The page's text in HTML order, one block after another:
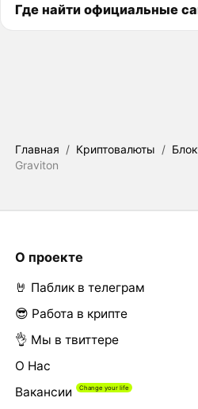
Где найти официальные
Главная / Криптовалюты /
Graviton
О проекте
🤘 Паблик в телеграм
😎 Работа в крипте
👌 Мы в твиттере
О Нас
Вакансии